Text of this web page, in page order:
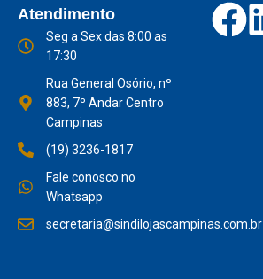
Atendimento
Seg a Sex das 8:00 as
17:30
Rua General Osório, nº
883, 7º Andar Centro
Campinas
(19) 3236-1817
Fale conosco no
Whatsapp
secretaria@sindilojascampinas.com.br